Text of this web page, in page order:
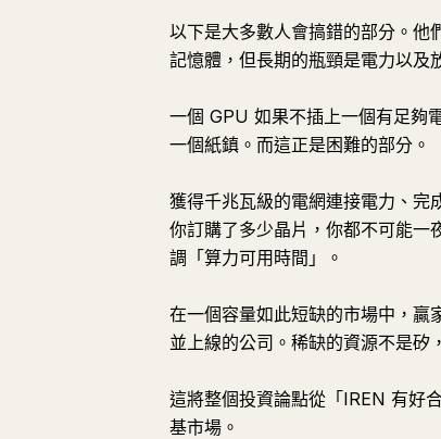
以下是大多數人會搞錯的部分。他
記憶體，但長期的瓶頸是電力以及
一個 GPU 如果不插上一個有足夠
一個紙鎮。而這正是困難的部分。
獲得千兆瓦級的電網連接電力、完
你訂購了多少晶片，你都不可能
調「算力可用時間」。
在一個容量如此短缺的市場中，
並上線的公司。稀缺的資源不是矽
這將整個投資論點從「IREN 有好
基市場。